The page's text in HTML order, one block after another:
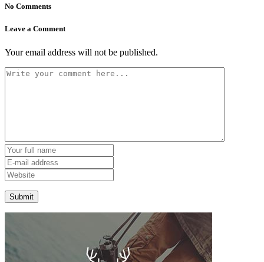
No Comments
Leave a Comment
Your email address will not be published.